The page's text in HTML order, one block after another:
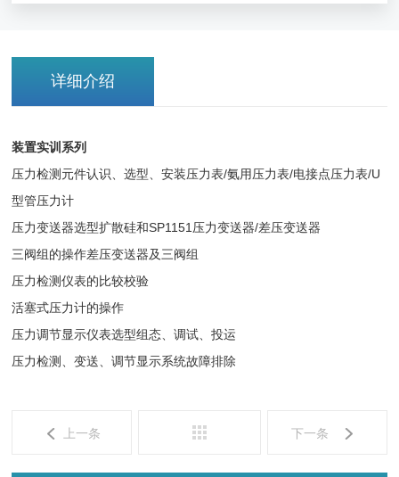
详细介绍
装置实训系列
压力检测元件认识、选型、安装压力表/氨用压力表/电接点压力表/U
型管压力计
压力变送器选型扩散硅和SP1151压力变送器/差压变送器
三阀组的操作差压变送器及三阀组
压力检测仪表的比较校验
活塞式压力计的操作
压力调节显示仪表选型组态、调试、投运
压力检测、变送、调节显示系统故障排除
上一条 下一条